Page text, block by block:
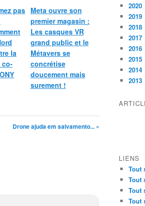
t
pas
la
co-
Meta ouvre son
premier magasin :
Les casques VR
grand public et le
Métavers se
concrétise
doucement mais
surement !
Drone ajuda em salvamento... »
2020
2019
2018
2017
2016
2015
2014
2013
LIENS
Tout
Tout
Tout
Tout